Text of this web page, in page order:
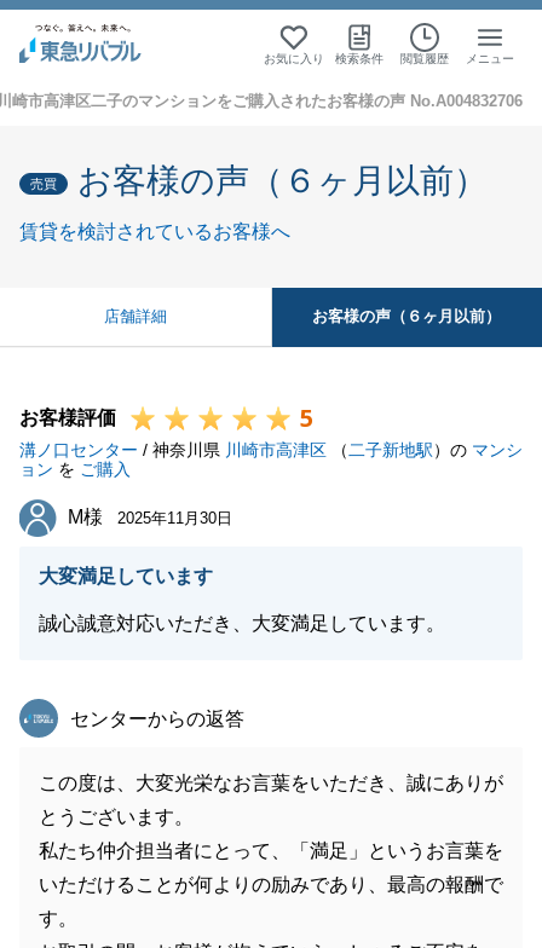
お気に入り 検索条件 閲覧履歴 メニュー
崎市高津区二子のマンションをご購入されたお客様の声 No.A004832706
売買 お客様の声（６ヶ月以前）
賃貸を検討されているお客様へ
店舗詳細 お客様の声（６ヶ月以前）
お客様評価 5
溝ノ口センター / 神奈川県 川崎市高津区 （ 二子新地駅）の マンシ
ョン を ご購入
M様
M様 2025年11月30日
大変満足しています
誠心誠意対応いただき、大変満足しています。
東急リバブル
センターからの返答
この度は、大変光栄なお言葉をいただき、誠にありが
とうございます。
私たち仲介担当者にとって、「満足」というお言葉を
いただけることが何よりの励みであり、最高の報酬で
す。